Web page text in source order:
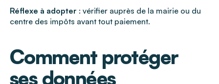
Réflexe à adopter : vérifier auprès de la mairie ou du
centre des impôts avant tout paiement.
Comment protéger
ses données